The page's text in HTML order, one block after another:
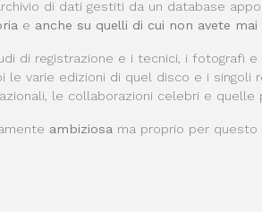
archivio di dati gestiti da un database
e anche su quelli di cui non avete
di registrazione e i tecnici, i fotografi
varie edizioni di quel disco e i singoli
le collaborazioni celebri e quelle
ambiziosa ma proprio per questo